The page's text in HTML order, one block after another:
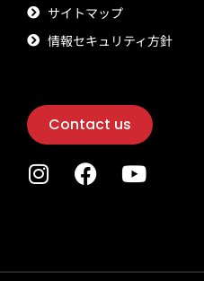
サイトマップ
情報セキュリティ方針
Contact us